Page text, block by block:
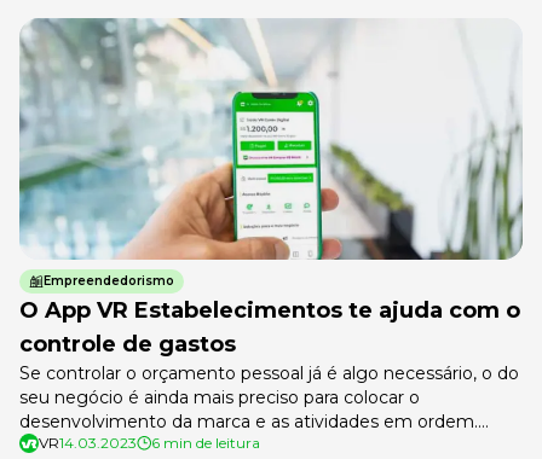
atendimento […]
Empreendedorismo
O App VR Estabelecimentos te ajuda com o
controle de gastos
Se controlar o orçamento pessoal já é algo necessário, o do
seu negócio é ainda mais preciso para colocar o
desenvolvimento da marca e as atividades em ordem.
Porém, como fazer um bom controle de gastos no seu
VR14.03.2023 6 min de leitura